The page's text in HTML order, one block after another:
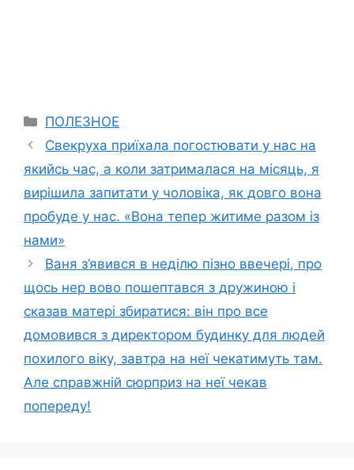
Categories
ПОЛЕЗНОЕ
Свекруха приїхала погостювати у нас на
якийсь час, а коли затрималася на місяць, я
вирішила запитати у чоловіка, як довго вона
пробуде у нас. «Вона тепер житиме разом із
нами»
Ваня з’явився в неділю пізно ввечері, про
щось нер вово пошептався з дружиною і
сказав матері збиратися: він про все
домовився з директором будинку для людей
похилого віку, завтра на неї чекатимуть там.
Але справжній сюрприз на неї чекав
попереду!